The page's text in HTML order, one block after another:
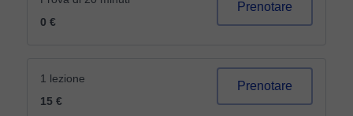
0 €
Prenotare
1 lezione
15 €
Prenotare